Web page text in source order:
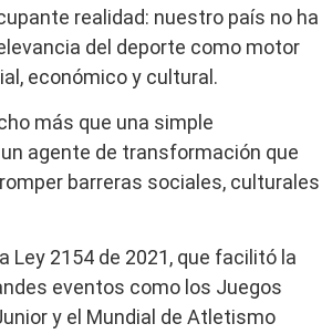
realidad: nuestro país no ha
del deporte como motor
económico y cultural.
más que una simple
agente de transformación que
barreras sociales, culturales
Ley 2154 de 2021, que facilitó la
eventos como los Juegos
y el Mundial de Atletismo